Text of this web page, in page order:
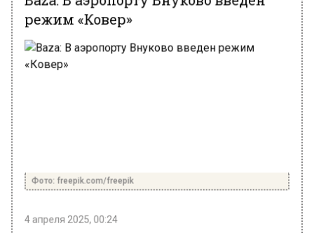
режим «Ковер»
Фото: freepik.com/freepik
4 апреля 2025, 00:24